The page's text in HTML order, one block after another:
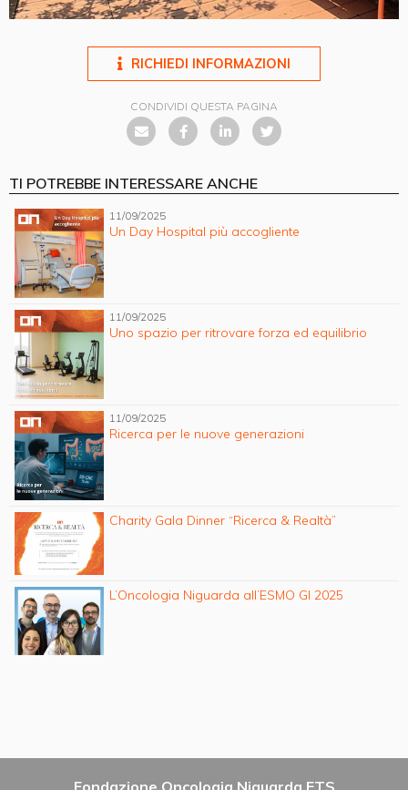
RICHIEDI INFORMAZIONI
CONDIVIDI QUESTA PAGINA
TI POTREBBE INTERESSARE ANCHE
11/09/2025
Un Day Hospital più accogliente
11/09/2025
Uno spazio per ritrovare forza ed equilibrio
11/09/2025
Ricerca per le nuove generazioni
Charity Gala Dinner “Ricerca & Realtà”
L’Oncologia Niguarda all’ESMO GI 2025
Fondazione Oncologia Niguarda ETS